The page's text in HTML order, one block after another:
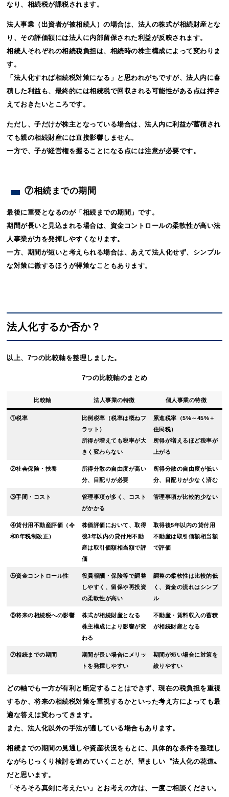
なり、相続税が課税されます。
法人事業（出資者が被相続人）の場合は、法人の株式が相続財産とな
り、その評価額には法人に内部留保された利益が反映されます。
相続人それぞれの相続税負担は、相続時の株主構成によって変わりま
す。
「法人化すれば相続税対策になる」と思われがちですが、法人内に蓄
積した利益も、最終的には相続税で回収される可能性がある点は押さ
えておきたいところです。
ただし、子だけが株主となっている場合は、法人内に利益が蓄積され
ても親の相続財産には直接影響しません。
一方で、子が経営権を握ることになる点には注意が必要です。
⑦相続までの期間
最後に重要となるのが「相続までの期間」です。
期間が長いと見込まれる場合は、資金コントロールの柔軟性が高い法
人事業が力を発揮しやすくなります。
一方、期間が短いと考えられる場合は、あえて法人化せず、シンプル
な対策に徹するほうが得策なこともあります。
法人化するか否か？
以上、7つの比較軸を整理しました。
7つの比較軸のまとめ
比較軸 法人事業の特徴 個人事業の特徴
①税率
比例税率（税率は概ねフ
ラット）
所得が増えても税率が大
きく変わらない
累進税率（5%～45%＋
住民税）
所得が増えるほど税率が
上がる
②社会保険・扶養
所得分散の自由度が高い
分、目配りが必要
所得分散の自由度が低い
分、目配りが少なく済む
③手間・コスト
管理事項が多く、コスト
がかかる
管理事項が比較的少ない
④貸付用不動産評価（令
和8年税制改正）
株価評価において、取得
後3年以内の貸付用不動
産は取引価額相当額で評
価
取得後5年以内の貸付用
不動産は取引価額相当額
で評価
⑤資金コントロール性
役員報酬・保険等で調整
しやすく、留保や再投資
の柔軟性が高い
調整の柔軟性は比較的低
く、資金の流れはシンプ
ル
⑥将来の相続税への影響
株式が相続財産となる
株主構成により影響が変
わる
不動産・賃料収入の蓄積
が相続財産となる
⑦相続までの期間
期間が長い場合にメリッ
トを発揮しやすい
期間が短い場合に対策を
絞りやすい
どの軸でも一方が有利と断定することはできず、現在の税負担を重視
するか、将来の相続税対策を重視するかといった考え方によっても最
適な答えは変わってきます。
また、法人化以外の手法が適している場合もあります。
相続までの期間の見通しや資産状況をもとに、具体的な条件を整理し
ながらじっくり検討を進めていくことが、望ましい〝法人化の花道〟
だと思います。
「そろそろ真剣に考えたい」とお考えの方は、一度ご相談ください。